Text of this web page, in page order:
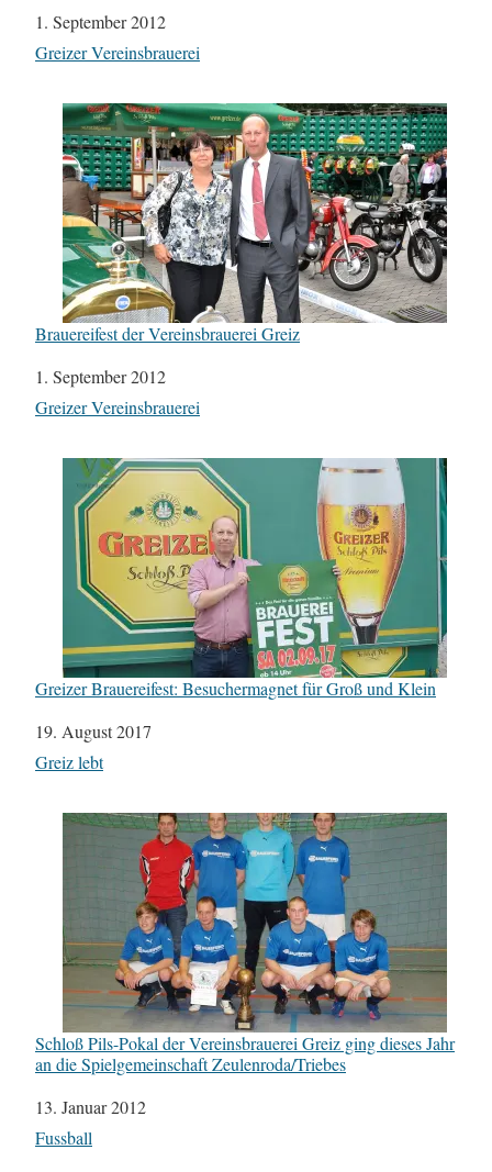
Datum
1. September 2012
In Bezug auf
Greizer Vereinsbrauerei
Brauereifest der Vereinsbrauerei Greiz
Datum
1. September 2012
In Bezug auf
Greizer Vereinsbrauerei
Greizer Brauereifest: Besuchermagnet für Groß und Klein
Datum
19. August 2017
In Bezug auf
Greiz lebt
Schloß Pils-Pokal der Vereinsbrauerei Greiz ging dieses Jahr
an die Spielgemeinschaft Zeulenroda/Triebes
Datum
13. Januar 2012
In Bezug auf
Fussball